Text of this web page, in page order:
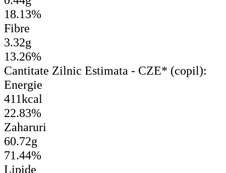
18.13%
Fibre
3.32g
13.26%
Cantitate Zilnic Estimata - CZE* (copil):
Energie
411kcal
22.83%
Zaharuri
60.72g
71.44%
Lipide